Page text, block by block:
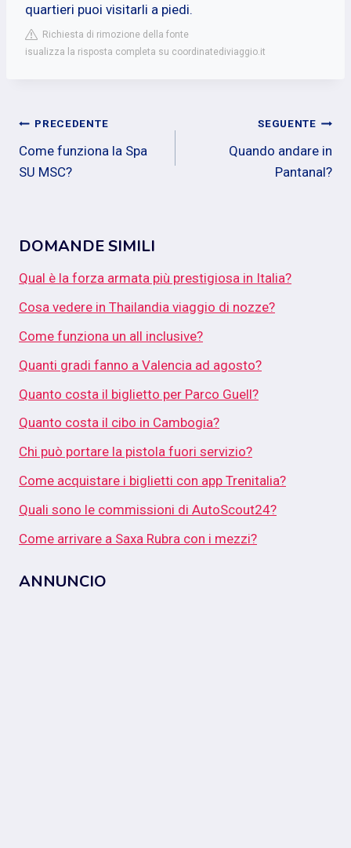
quartieri puoi visitarli a piedi.
Richiesta di rimozione della fonte
isualizza la risposta completa su coordinatediviaggio.it
Navigazione
articoli
PRECEDENTE
Come funziona la Spa
SU MSC?
SEGUENTE
Quando andare in
Pantanal?
DOMANDE SIMILI
Qual è la forza armata più prestigiosa in Italia?
Cosa vedere in Thailandia viaggio di nozze?
Come funziona un all inclusive?
Quanti gradi fanno a Valencia ad agosto?
Quanto costa il biglietto per Parco Guell?
Quanto costa il cibo in Cambogia?
Chi può portare la pistola fuori servizio?
Come acquistare i biglietti con app Trenitalia?
Quali sono le commissioni di AutoScout24?
Come arrivare a Saxa Rubra con i mezzi?
ANNUNCIO